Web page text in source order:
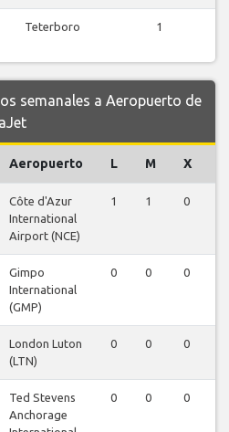
Teterboro
1
semanales a Aeropuerto de
Aeropuerto L M X
Côte d'Azur
International
Airport (NCE)
1 1 0
Gimpo
International
(GMP)
0 0 0
London Luton
(LTN)
0 0 0
Ted Stevens
Anchorage
0 0 0